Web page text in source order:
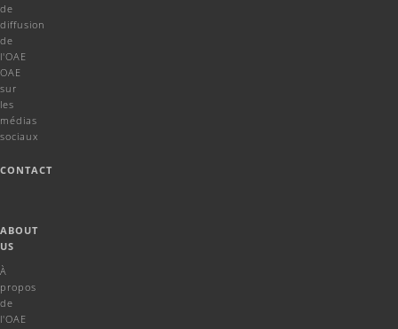
de
diffusion
de
l'OAE
OAE
sur
les
médias
sociaux
CONTACT
ABOUT
US
À
propos
de
l'OAE